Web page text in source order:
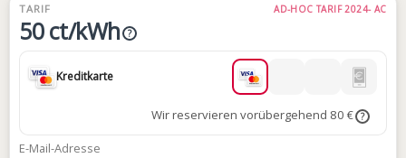
TARIF AD-HOC TARIF 2024- AC
50 ct/kWh ?
Kreditkarte
Wir reservieren vorübergehend 80 € ?
E-Mail-Adresse